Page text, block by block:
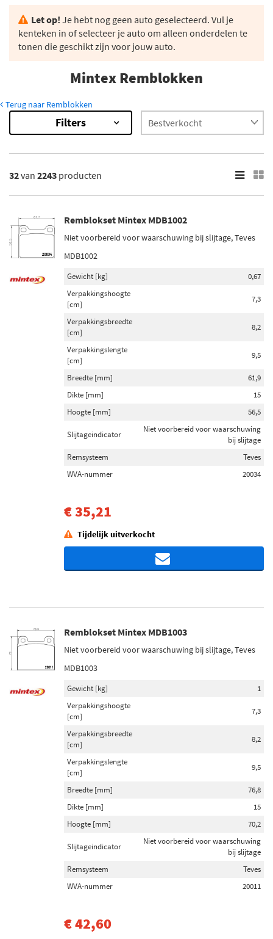
Let op! Je hebt nog geen auto geselecteerd. Vul je
kenteken in of selecteer je auto om alleen onderdelen te
tonen die geschikt zijn voor jouw auto.
Mintex Remblokken
Terug naar Remblokken
Filters
32van 2243 producten
Remblokset Mintex MDB1002
Niet voorbereid voor waarschuwing bij slijtage, Teves
MDB1002
Gewicht [kg]
0,67
Verpakkingshoogte
[cm]
7,3
Verpakkingsbreedte
[cm]
8,2
Verpakkingslengte
[cm]
9,5
Breedte [mm]
61,9
Dikte [mm]
15
Hoogte [mm]
56,5
Slijtageindicator
Niet voorbereid voor waarschuwing
bij slijtage
Remsysteem
Teves
WVA-nummer
20034
€ 35,21
Tijdelijk uitverkocht
Remblokset Mintex MDB1003
Niet voorbereid voor waarschuwing bij slijtage, Teves
MDB1003
Gewicht [kg]
1
Verpakkingshoogte
[cm]
7,3
Verpakkingsbreedte
[cm]
8,2
Verpakkingslengte
[cm]
9,5
Breedte [mm]
76,8
Dikte [mm]
15
Hoogte [mm]
70,2
Slijtageindicator
Niet voorbereid voor waarschuwing
bij slijtage
Remsysteem
Teves
WVA-nummer
20011
€ 42,60